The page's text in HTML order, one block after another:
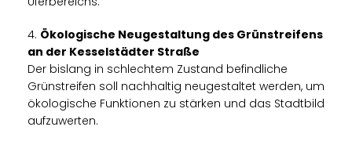
4. Ökologische Neugestaltung des Grünstreifens
an der Kesselstädter Straße
Der bislang in schlechtem Zustand befindliche
Grünstreifen soll nachhaltig neugestaltet werden, um
ökologische Funktionen zu stärken und das Stadtbild
aufzuwerten.